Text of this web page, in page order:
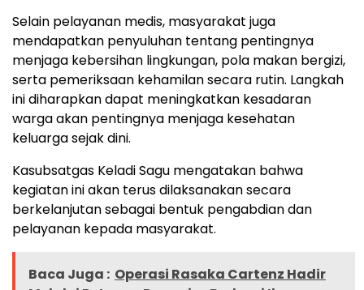
Selain pelayanan medis, masyarakat juga
mendapatkan penyuluhan tentang pentingnya
menjaga kebersihan lingkungan, pola makan bergizi,
serta pemeriksaan kehamilan secara rutin. Langkah
ini diharapkan dapat meningkatkan kesadaran
warga akan pentingnya menjaga kesehatan
keluarga sejak dini.
Kasubsatgas Keladi Sagu mengatakan bahwa
kegiatan ini akan terus dilaksanakan secara
berkelanjutan sebagai bentuk pengabdian dan
pelayanan kepada masyarakat.
Baca Juga : Operasi Rasaka Cartenz Hadir